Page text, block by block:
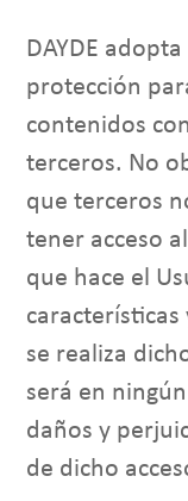
DAYDE
protección
contenidos
terceros. No
que terceros
tener acceso
que hace el
características
se realiza
será en
daños y
de dicho